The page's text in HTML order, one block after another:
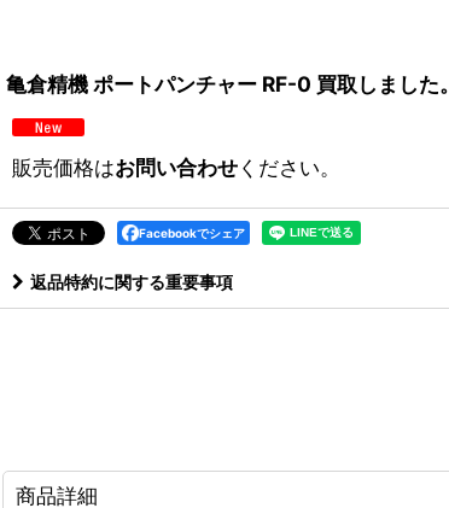
亀倉精機 ポートパンチャー RF-0 買取しました。
販売価格はお問い合わせください。
Facebookでシェア
返品特約に関する重要事項
商品詳細